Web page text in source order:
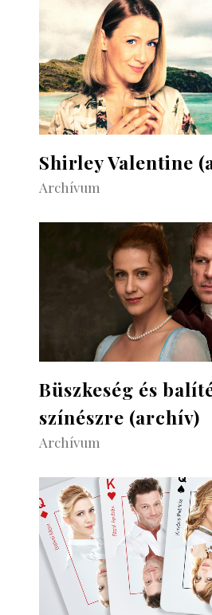
Shirley Valentine
Archívum
Büszkeség és
színészre (archív)
Archívum